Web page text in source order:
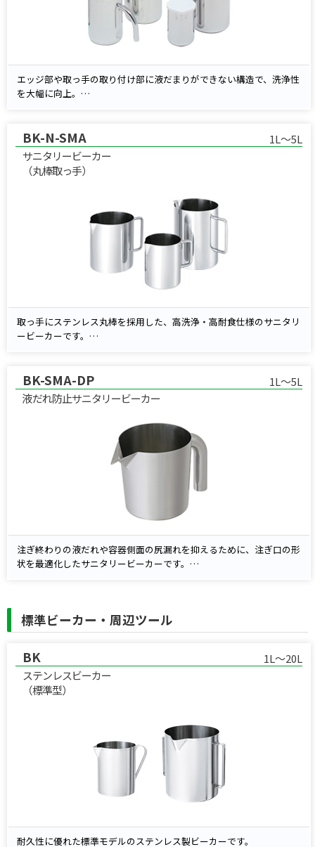
エッジ部や取っ手の取り付け部に液だまりができない構造で、洗浄性
を大幅に向上。
本体には耐食性に優れたSUS316Lを標準採用し、取っ手には持ちやす
いパイプ成形品を使用。
専用のかぶせ蓋（別売／硬質PTFE製）は耐薬品性に優れています
（※密閉機能なし）。
BK-N-SMA
1L～5L
サニタリービーカー
（丸棒取っ手）
取っ手にステンレス丸棒を採用した、高洗浄・高耐食仕様のサニタリ
ービーカーです。
本体は、耐食性に優れたSUS316L（ローカーボンステンレス）を標準
採用しています。
BK-SMA-DP
1L～5L
液だれ防止サニタリービーカー
注ぎ終わりの液だれや容器側面の尻漏れを抑えるために、注ぎ口の形
状を最適化したサニタリービーカーです。
えます。容量は1〜5Lをご用意しています。
標準ビーカー・周辺ツール
BK
1L～20L
ステンレスビーカー
（標準型）
耐久性に優れた標準モデルのステンレス製ビーカーです。